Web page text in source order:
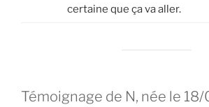
cer­taine que ça va aller.
Témoignage de N, née le